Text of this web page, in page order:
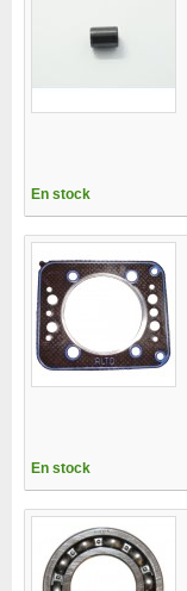
En stock
En stock